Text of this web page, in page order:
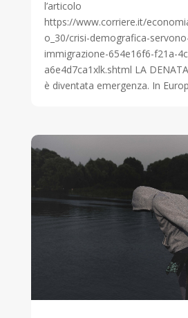
l’articolo
https://www.corriere.it/
o_30/crisi-demografica-
immigrazione-654e16f6-f21a-
a6e4d7ca1xlk.shtml LA
è diventata emergenza. In